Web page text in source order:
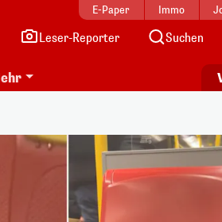
E-Paper Immo
Leser-Reporter Suchen